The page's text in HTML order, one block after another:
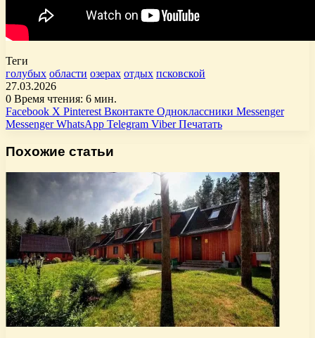
Теги
голубых области озерах отдых псковской
27.03.2026
0 Время чтения: 6 мин.
Facebook X Pinterest Вконтакте Одноклассники Messenger
Messenger WhatsApp Telegram Viber Печатать
Похожие статьи